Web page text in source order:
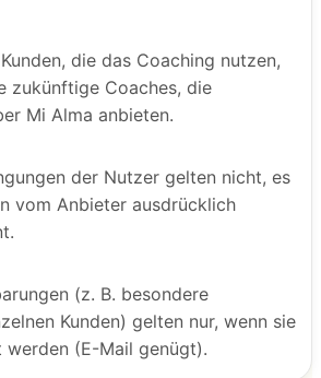
die das Coaching nutzen,
zukünftige Coaches, die
Mi Alma anbieten.
der Nutzer gelten nicht, es
vom Anbieter ausdrücklich
(z. B. besondere
Kunden) gelten nur, wenn sie
(E-Mail genügt).